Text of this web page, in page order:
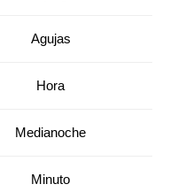
Agujas
Hora
Medianoche
Minuto